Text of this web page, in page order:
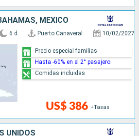
MÉXICO
6 d Puerto Canaveral 10/02/2027
US$ 386 +Tasas
Precio especial familias
Hasta -60% en el 2° pasajero
Comidas incluidas
UNIDOS